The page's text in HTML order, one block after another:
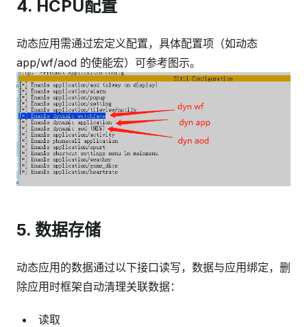
4. HCPU配置
动态应用需通过宏定义配置，具体配置项（如动态
app/wf/aod 的使能宏）可参考图示。
5. 数据存储
动态应用的数据通过以下接口读写，数据与应用绑定，删
除应用时框架自动清理关联数据：
读取